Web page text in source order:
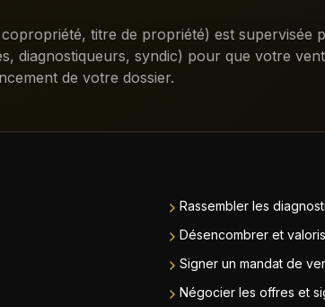
titre de propriété) est supervisée
diagnostiqueurs, syndic) pour que votre
de votre dossier.
Rassembler les
Désencombrer et
Signer un mandat de
Négocier les offres et